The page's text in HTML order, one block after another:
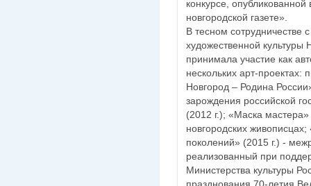
конкурсе, опубликованной
новгородской газете».
В тесном сотрудничестве
художественной культуры
принимала участие как
нескольких арт-проектах:
Новгород – Родина
зарождения российской
(2012 г.); «Маска
новгородских
поколений» (2015 г.) -
реализованный при
Министерства культуры